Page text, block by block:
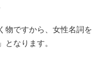
物ですから、女性名詞を
となります。